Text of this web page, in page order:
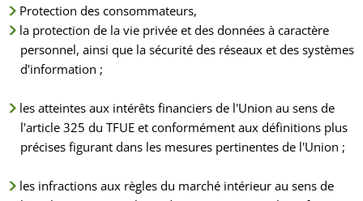
Protection des consommateurs,
la protection de la vie privée et des données à caractère
personnel, ainsi que la sécurité des réseaux et des systèmes
d'information ;
les atteintes aux intérêts financiers de l'Union au sens de
l'article 325 du TFUE et conformément aux définitions plus
précises figurant dans les mesures pertinentes de l'Union ;
les infractions aux règles du marché intérieur au sens de